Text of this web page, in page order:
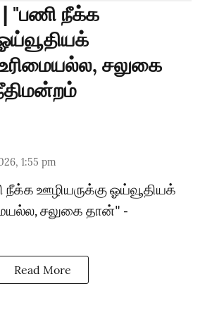
"பணி நீக்க
சலுகை
1:55 pm
நீக்க ஊழியருக்கு ஓய்வூதியக்
சலுகை தான்" -
Read More